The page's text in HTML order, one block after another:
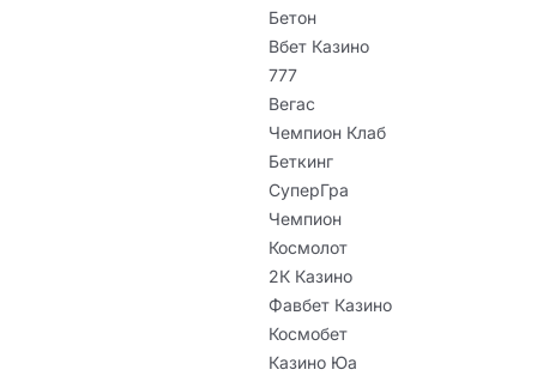
Бетон
Вбет Казино
777
Вегас
Чемпион Клаб
Беткинг
СуперГра
Чемпион
Космолот
2К Казино
Фавбет Казино
Космобет
Казино Юа